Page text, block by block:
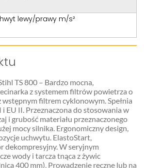
lewy/prawy m/s²
TS 800 – Bardzo mocna,
z systemem filtrów powietrza o
wstępnym filtrem cyklonowym. Spełnia
EU II. Przeznaczona do stosowania w
i grubość materiału przeznaczonego
mocy silnika. Ergonomiczny design,
uchwytu. ElastoStart,
dekompresyjny. W seryjnym
wody i tarcza tnąca z żywic
400 mm). Prowadzenie ręczne lub na